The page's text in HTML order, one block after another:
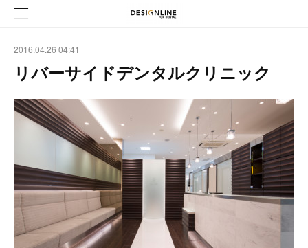
2016.04.26 04:41
リバーサイドデンタルクリニック